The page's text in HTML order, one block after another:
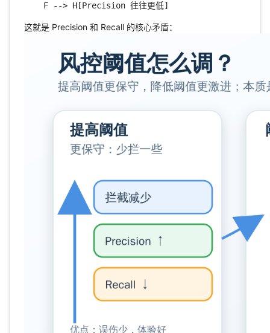
    F --> H[Precision 往往更低]
这就是 Precision 和 Recall 的核心矛盾：